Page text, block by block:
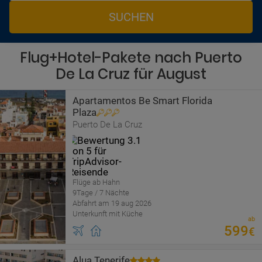
SUCHEN
Flug+Hotel-Pakete nach Puerto
De La Cruz für August
Apartamentos Be Smart Florida
Plaza
Puerto De La Cruz
Flüge ab Hahn
9Tage / 7 Nächte
Abfahrt am 19 aug 2026
Unterkunft mit Küche
ab
599€